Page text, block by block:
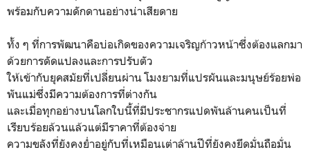
พร้อมกับความดักดานอย่างน่าเสียดาย
ทั้ง ๆ ที่การพัฒนาคือบ่อเกิดของความเจริญก้าวหน้าซึ่งต้องแลกมา
ด้วยการดัดแปลงและการปรับตัว
ให้เข้ากับยุคสมัยที่เปลี่ยนผ่าน โมงยามที่แปรผันและมนุษย์ร้อยพ่อ
พันแม่ซึ่งมีความต้องการที่ต่างกัน
และเมื่อทุกอย่างบนโลกใบนี้ที่มีประชากรแปดพันล้านคนเป็นที่
เรียบร้อยล้วนแล้วแต่มีราคาที่ต้องจ่าย
ความขลังที่ยังคงย่ำอยู่กับที่เหมือนเต่าล้านปีที่ยังคงยึดมั่นถือมั่น